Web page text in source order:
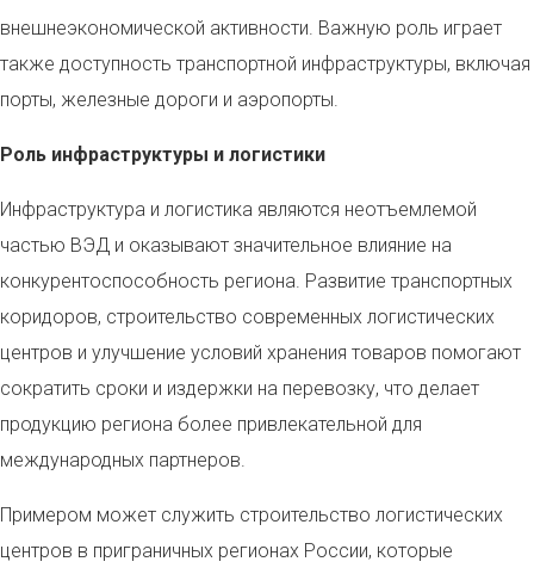
внешнеэкономической активности. Важную роль играет
также доступность транспортной инфраструктуры, включая
порты, железные дороги и аэропорты.
Роль инфраструктуры и логистики
Инфраструктура и логистика являются неотъемлемой
частью ВЭД и оказывают значительное влияние на
конкурентоспособность региона. Развитие транспортных
коридоров, строительство современных логистических
центров и улучшение условий хранения товаров помогают
сократить сроки и издержки на перевозку, что делает
продукцию региона более привлекательной для
международных партнеров.
Примером может служить строительство логистических
центров в приграничных регионах России, которые